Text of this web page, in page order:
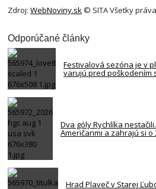
Zdroj: WebNoviny.sk © SITA Všetky
Odporúčané články
Festivalová sezóna je v
varujú pred poškodením
Dva góly Rychlíka
Američanmi a zahrajú si o
Hrad Plaveč v Starej